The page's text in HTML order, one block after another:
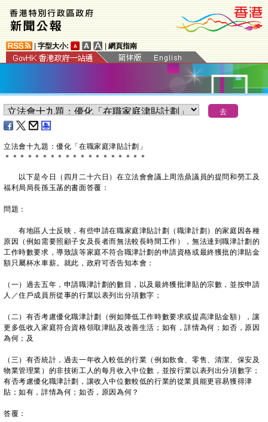
字型大小: 網頁指南
立法會十九題：優化「在職家庭津貼計劃」
＊ ＊ ＊ ＊ ＊ ＊ ＊ ＊ ＊ ＊ ＊ ＊ ＊ ＊ ＊ ＊ ＊ ＊ ＊
以下是今日（四月二十六日）在立法會會議上周浩鼎議員的提問和勞工及
福利局局長孫玉菡的書面答覆：
問題：
有地區人士反映，有些申請在職家庭津貼計劃（職津計劃）的家庭因各種
原因（例如需要照顧子女及長者而無法較長時間工作），無法達到職津計劃的
工作時數要求，導致該等家庭不符合職津計劃的申請資格或最終獲批的津貼金
額只屬杯水車薪。就此，政府可否告知本會：
（一）過去五年，申請職津計劃的數目，以及最終獲批津貼的宗數，並按申請
人／住戶成員所從事的行業以表列出分項數字；
（二）有否考慮優化職津計劃（例如降低工作時數要求或提高津貼金額），讓
更多低收入家庭符合資格領取津貼及改善生活；如有，詳情為何；如否，原因
為何；及
（三）有否統計，過去一年收入較低的行業（例如飲食、零售、清潔、保安及
物業管理業）的非技術工人的每月收入中位數，並按行業以表列出分項數字；
有否考慮優化職津計劃，讓收入中位數較低的行業的從業員能更容易獲得津
貼；如有，詳情為何；如否，原因為何？
答覆：